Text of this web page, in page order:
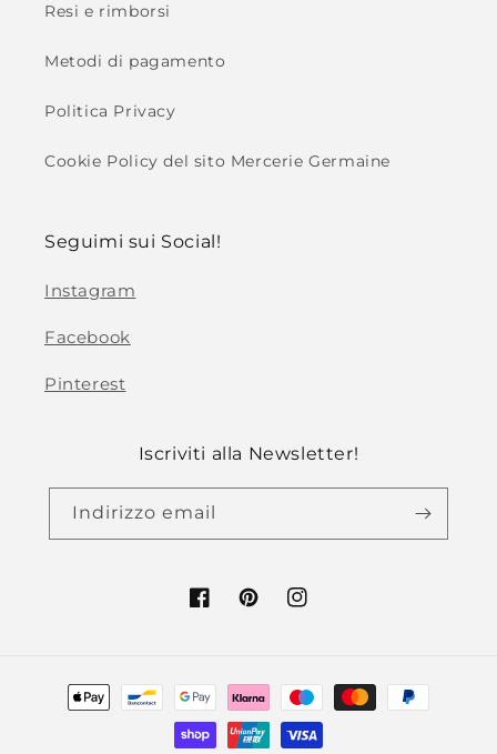
Resi e rimborsi
Metodi di pagamento
Politica Privacy
Cookie Policy del sito Mercerie Germaine
Seguimi sui Social!
Instagram
Facebook
Pinterest
Iscriviti alla Newsletter!
Indirizzo email
FacebookPinterestInstagram
Metodi